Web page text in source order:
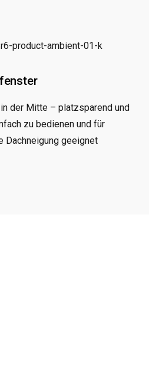
der Mitte – platzsparend und
zu bedienen und für
Dachneigung geeignet